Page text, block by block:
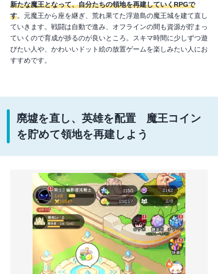
新たな魔王となって、自分たちの領地を再建していくRPGで
す。元魔王から座を継ぎ、荒れ果てた浮遊島の魔王城を建て直し
ていきます。戦闘は自動で進み、オフラインの間も資源が貯まっ
ていくので育成が捗るのが良いところ。スキマ時間に少しずつ遊
びたい人や、かわいいドット絵の放置ゲームを楽しみたい人にお
すすめです。
廃墟を直し、英雄を配置 魔王コイン
を貯めて領地を再建しよう